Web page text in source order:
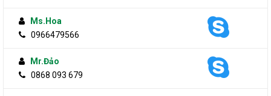
Ms.Hoa
0966479566
Mr.Đảo
0868 093 679